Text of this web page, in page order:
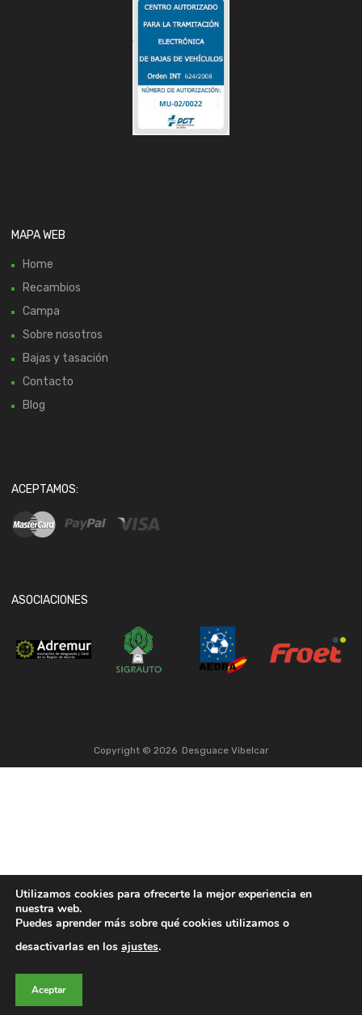
MAPA WEB
Home
Recambios
Campa
Sobre nosotros
Bajas y tasación
Contacto
Blog
ACEPTAMOS:
ASOCIACIONES
Copyright © 2026 Desguace Vibelcar
Utilizamos cookies para ofrecerte la mejor experiencia en
nuestra web.
Puedes aprender más sobre qué cookies utilizamos o
desactivarlas en los ajustes.
Aceptar